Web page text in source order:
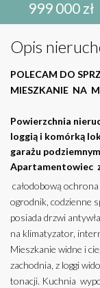
999 000 zł
Opis
POLECAM DO
MIESZKANIE NA
Powierzchnia
loggią i komórką
garażu
Apartamentowiec
całodobową
ogrodnik, codzienne
posiada drzwi
na klimatyzator,
Mieszkanie widne i
zachodnia, z loggi
tonacji. Kuchnia